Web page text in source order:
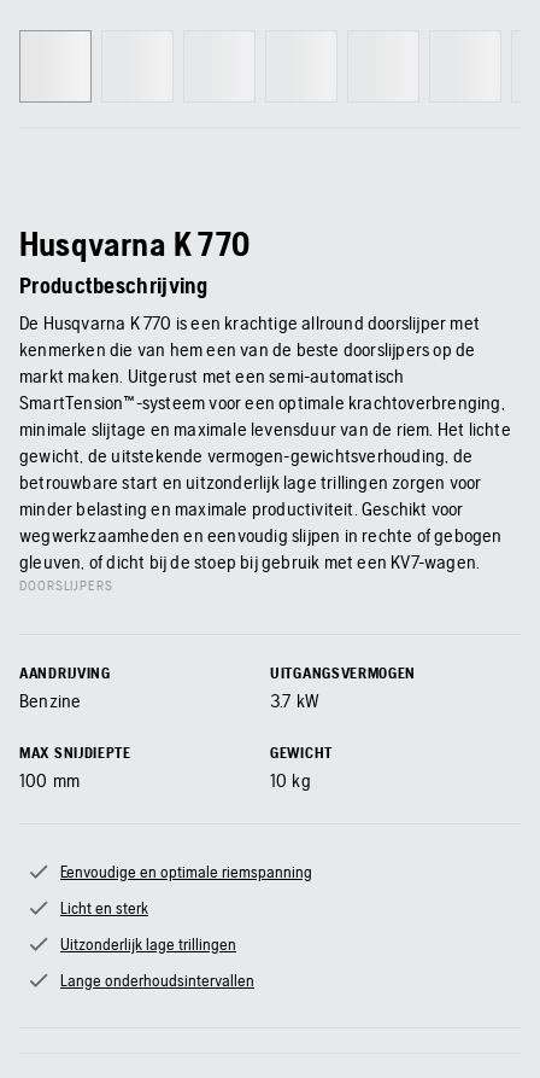
Husqvarna K 770
Productbeschrijving
De Husqvarna K 770 is een krachtige allround doorslijper met
kenmerken die van hem een van de beste doorslijpers op de
markt maken. Uitgerust met een semi-automatisch
SmartTension™-systeem voor een optimale krachtoverbrenging,
minimale slijtage en maximale levensduur van de riem. Het lichte
gewicht, de uitstekende vermogen-gewichtsverhouding, de
betrouwbare start en uitzonderlijk lage trillingen zorgen voor
minder belasting en maximale productiviteit. Geschikt voor
wegwerkzaamheden en eenvoudig slijpen in rechte of gebogen
gleuven, of dicht bij de stoep bij gebruik met een KV7-wagen.
DOORSLIJPERS
AANDRIJVING
Benzine
UITGANGSVERMOGEN
3.7 kW
MAX SNIJDIEPTE
100 mm
GEWICHT
10 kg
Eenvoudige en optimale riemspanning
Licht en sterk
Uitzonderlijk lage trillingen
Lange onderhoudsintervallen